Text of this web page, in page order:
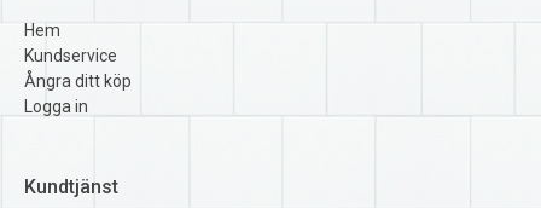
Hem
Kundservice
Ångra ditt köp
Logga in
Kundtjänst